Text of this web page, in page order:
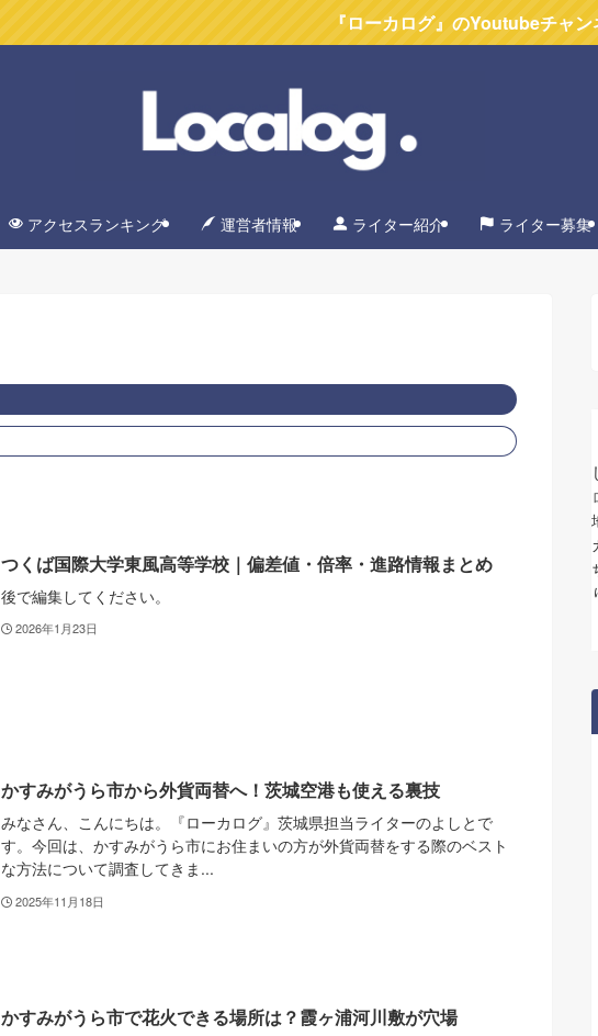
『ローカログ』のYoutubeチャンネルができ
アクセスランキング 運営者情報 ライター紹介 ライター募集
つくば国際大学東風高等学校｜偏差値・倍率・進路情報まとめ
後で編集してください。
2026年1月23日
かすみがうら市から外貨両替へ！茨城空港も使える裏技
みなさん、こんにちは。『ローカログ』茨城県担当ライターのよしとで
す。今回は、かすみがうら市にお住まいの方が外貨両替をする際のベスト
な方法について調査してきま...
2025年11月18日
かすみがうら市で花火できる場所は？霞ヶ浦河川敷が穴場